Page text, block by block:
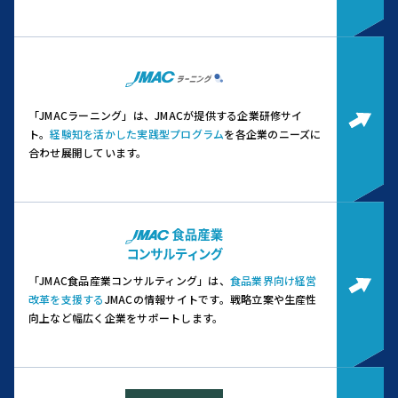
「JMACラーニング」は、JMACが提供する企業研修サイ
ト。経験知を活かした実践型プログラムを各企業のニーズに
合わせ展開しています。
「JMAC食品産業コンサルティング」は、 食品業界向け経営
改革を支援するJMACの情報サイトです。 戦略立案や生産性
向上など幅広く企業をサポートします。